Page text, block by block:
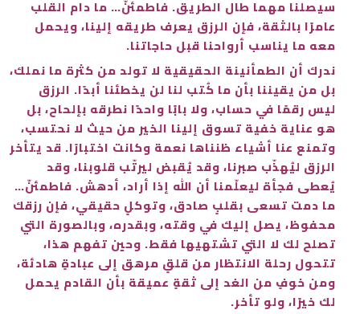
سيصلنا مهما طال الطريق. فاطمئنّ… ما دام القلب
عامرًا بالثقة، فإن الرزق يعرف طريقه إلينا، ويحمل
معه ما يناسب أرواحنا قبل حاجاتنا.
ندرك أن الطمأنينة الحقيقية لا تولد من كثرة ما نملك،
بل من يقيننا بأن ما كُتب لنا لن يخطئنا أبدًا. الرزق
ليس رقمًا في حساب، ولا بابًا واحدًا نطرقه بإلحاح، بل
هو عناية خفية تسوق إلينا الخير من حيث لا نحتسب،
وتمنع عنا أشياء ظنناها نعمة وكانت اختبارًا. قد يتأخر
الرزق ليُهذّب صبرنا، وقد يُقبض ليرتّب قلوبنا، وقد
يُعطى فجأة ليعلّمنا أن الله إذا أراد، أدهش. فاطمئنّ…
ما دمت تسعى بقلبٍ صادق، وتوكلٍ حقيقي، فإن رزقك
محفوظ، يصل إليك في وقته، وبقدره، وبالصورة التي
تصلح لك لا التي تشتهيها فقط. وحين تفهم هذا،
تتحول رحلة الانتظار من قلقٍ مرهق إلى عبادةٍ هادئة،
ومن خوفٍ من الغد إلى ثقةٍ عميقة بأن القادم يحمل
لك خيرًا، ولو تأخر.